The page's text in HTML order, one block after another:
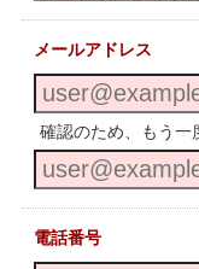
メールアドレス
確認のため、もう一
電話番号